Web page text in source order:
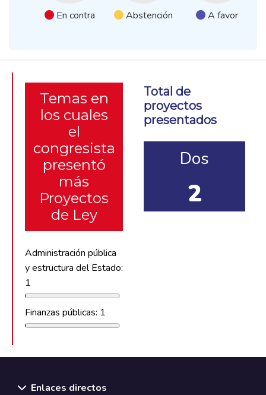
En contra Abstención A favor
Temas en
los cuales
el
congresista
presentó
más
Proyectos
de Ley
Administración pública
y estructura del Estado:
1
Finanzas públicas: 1
Total de
proyectos
presentados
Dos
2
Enlaces directos